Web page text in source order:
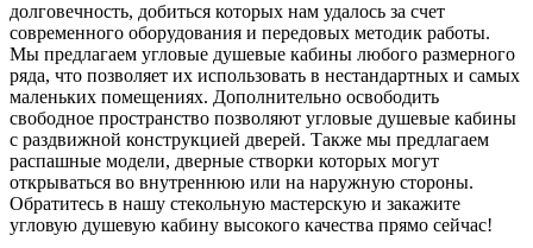
долговечность, добиться которых нам удалось за счет
современного оборудования и передовых методик работы.
Мы предлагаем угловые душевые кабины любого размерного
ряда, что позволяет их использовать в нестандартных и самых
маленьких помещениях. Дополнительно освободить
свободное пространство позволяют угловые душевые кабины
с раздвижной конструкцией дверей. Также мы предлагаем
распашные модели, дверные створки которых могут
открываться во внутреннюю или на наружную стороны.
Обратитесь в нашу стекольную мастерскую и закажите
угловую душевую кабину высокого качества прямо сейчас!